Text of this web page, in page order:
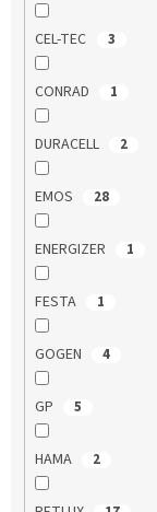
CEL-TEC 3
CONRAD 1
DURACELL 2
EMOS 28
ENERGIZER 1
FESTA 1
GOGEN 4
GP 5
HAMA 2